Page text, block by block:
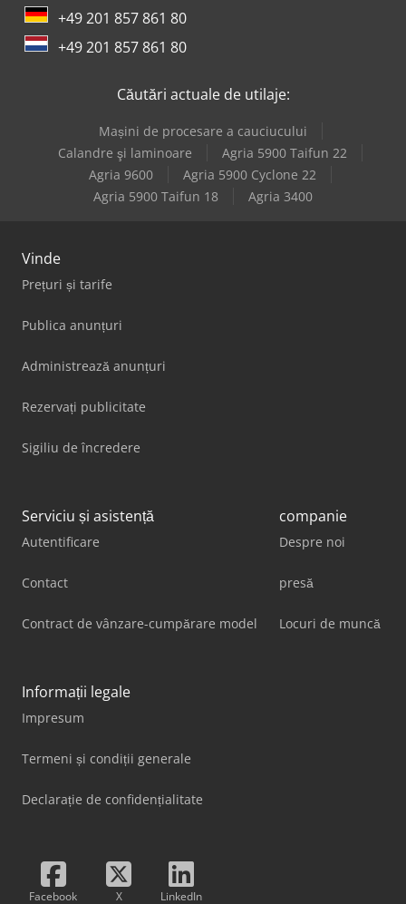
+49 201 857 861 80
+49 201 857 861 80
Căutări actuale de utilaje:
Mașini de procesare a cauciucului
Calandre şi laminoare
Agria 5900 Taifun 22
Agria 9600
Agria 5900 Cyclone 22
Agria 5900 Taifun 18
Agria 3400
Vinde
Prețuri și tarife
Publica anunțuri
Administrează anunțuri
Rezervați publicitate
Sigiliu de încredere
Serviciu și asistență
Autentificare
Contact
Contract de vânzare-cumpărare model
companie
Despre noi
presă
Locuri de muncă
Informații legale
Impresum
Termeni și condiții generale
Declarație de confidențialitate
Facebook X LinkedIn